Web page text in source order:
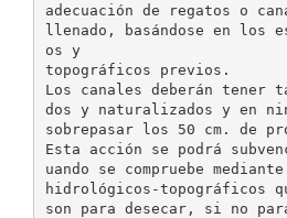
adecuación de regatos o
llenado, basándose en los
os y
topográficos previos.
Los canales deberán tener
dos y naturalizados y en
sobrepasar los 50 cm. de
Esta acción se podrá
uando se compruebe
hidrológicos-topográficos
son para desecar, si no